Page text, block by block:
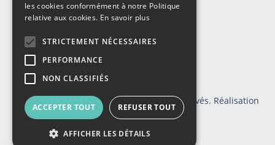
© 2026 - Groupe Mourier. Tous droits réservés. Réalisation
:Nextlane Livestore
les cookies conformément à notre Politique
relative aux cookies. En savoir plus
STRICTEMENT NÉCESSAIRES
PERFORMANCE
NON CLASSIFIÉS
ACCEPTER TOUT REFUSER TOUT
AFFICHER LES DÉTAILS